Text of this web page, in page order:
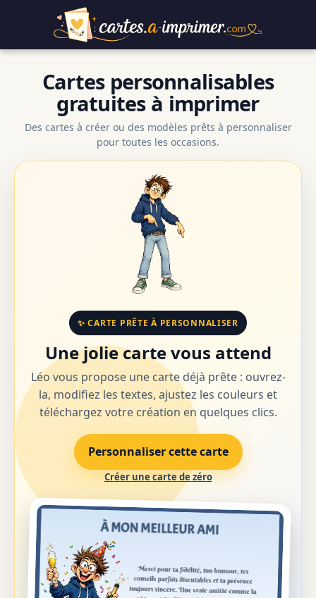
Cartes personnalisables
gratuites à imprimer
Des cartes à créer ou des modèles prêts à personnaliser
pour toutes les occasions.
✨ CARTE PRÊTE À PERSONNALISER
Une jolie carte vous attend
Léo vous propose une carte déjà prête : ouvrez-
la, modifiez les textes, ajustez les couleurs et
téléchargez votre création en quelques clics.
Personnaliser cette carte
Créer une carte de zéro